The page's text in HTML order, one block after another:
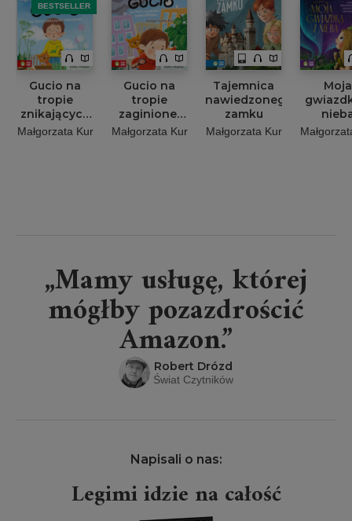
BESTSELLER
Gucio na
tropie
znikających
marchewek
Małgorzata Kur
Gucio na
tropie
zaginionej
świnki
morskiej
Małgorzata Kur
Tajemnica
nawiedzonego
zamku
Małgorzata Kur
Moja
„Mamy usługę, której
mógłby pozazdrościć
Amazon.”
Robert Drózd
Świat Czytników
Napisali o nas:
Legimi idzie na całość